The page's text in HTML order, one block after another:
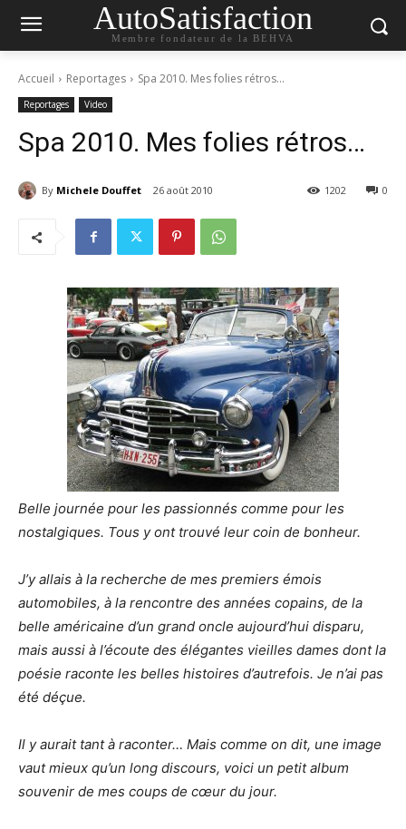
AutoSatisfaction
Membre fondateur de la BEHVA
Accueil Reportages Spa 2010. Mes folies rétros...
Reportages Video
Spa 2010. Mes folies rétros…
By Michele Douffet 26 août 2010 0
1202
Belle journée pour les passionnés comme pour les
nostalgiques. Tous y ont trouvé leur coin de bonheur.
J’y allais à la recherche de mes premiers émois
automobiles, à la rencontre des années copains, de la
belle américaine d’un grand oncle aujourd’hui disparu,
mais aussi à l’écoute des élégantes vieilles dames dont la
poésie raconte les belles histoires d’autrefois. Je n’ai pas
été déçue.
Il y aurait tant à raconter… Mais comme on dit, une image
vaut mieux qu’un long discours, voici un petit album
souvenir de mes coups de cœur du jour.